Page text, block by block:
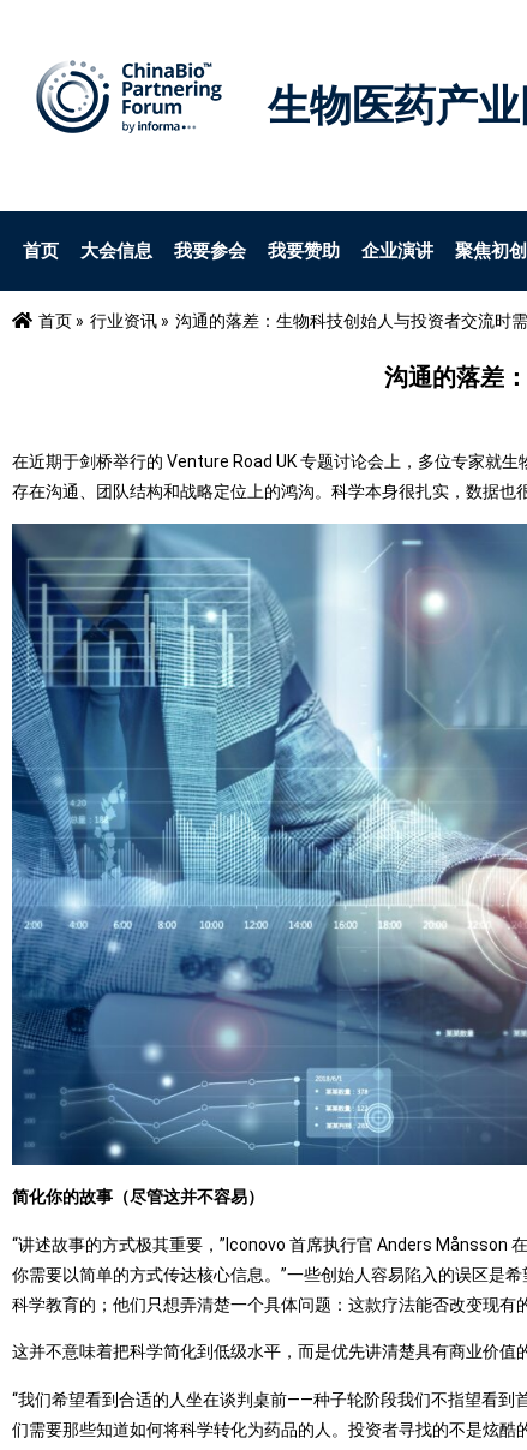
生物医药产
首页 大会信息 我要参会 我要赞助 企业演讲 聚焦初
首页 » 行业资讯 » 沟通的落差：生物科技创始人与投资者交流时
沟通的落差
在近期于剑桥举行的 Venture Road UK 专题讨论会上，多位专家就
存在沟通、团队结构和战略定位上的鸿沟。科学本身很扎实，数据也
简化你的故事（尽管这并不容易）
“讲述故事的方式极其重要，”Iconovo 首席执行官 Anders Månsson
你需要以简单的方式传达核心信息。”一些创始人容易陷入的误区是
科学教育的；他们只想弄清楚一个具体问题：这款疗法能否改变现有
这并不意味着把科学简化到低级水平，而是优先讲清楚具有商业价
“我们希望看到合适的人坐在谈判桌前——种子轮阶段我们不指望看
们需要那些知道如何将科学转化为药品的人。投资者寻找的不是炫酷